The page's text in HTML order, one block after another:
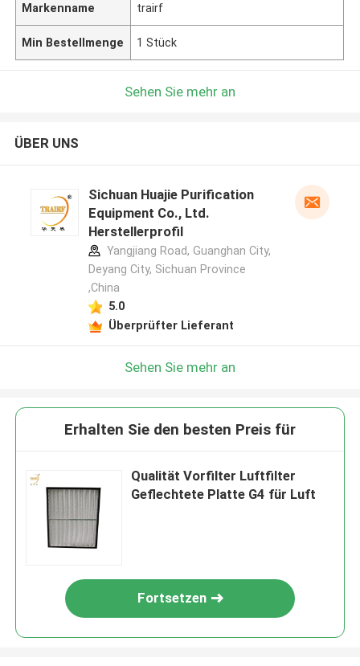
Markenname trairf
Min Bestellmenge 1 Stück
Sehen Sie mehr an
ÜBER UNS
Sichuan Huajie Purification
Equipment Co., Ltd.
Herstellerprofil
Yangjiang Road, Guanghan City,
Deyang City, Sichuan Province
,China
5.0
Überprüfter Lieferant
Sehen Sie mehr an
Erhalten Sie den besten Preis für
Qualität Vorfilter Luftfilter
Geflechtete Platte G4 für Luft
Fortsetzen